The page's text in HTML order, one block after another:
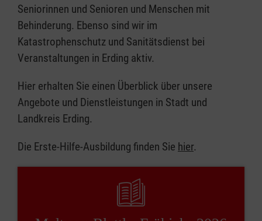
Seniorinnen und Senioren und Menschen mit
Behinderung. Ebenso sind wir im
Katastrophenschutz und Sanitätsdienst bei
Veranstaltungen in Erding aktiv.
Hier erhalten Sie einen Überblick über unsere
Angebote und Dienstleistungen in Stadt und
Landkreis Erding.
Die Erste-Hilfe-Ausbildung finden Sie hier.